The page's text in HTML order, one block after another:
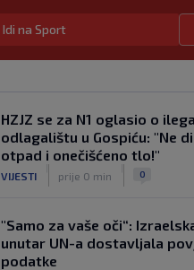
ozljede, pripremamo se na
njega
otvaranju Ramljakova
SK prije 5 h
Trener Žalgirisa ne odustaje:
razlika u kvaliteti, ali
SK prije 5 h
Idi na Sport
HZJZ se za N1 oglasio o
odlagalištu u Gospiću: "Ne
otpad i onečišćeno tlo!"
VIJESTI prije 0 min 0
"Samo za vaše oči“:
unutar UN-a dostavljala
podatke